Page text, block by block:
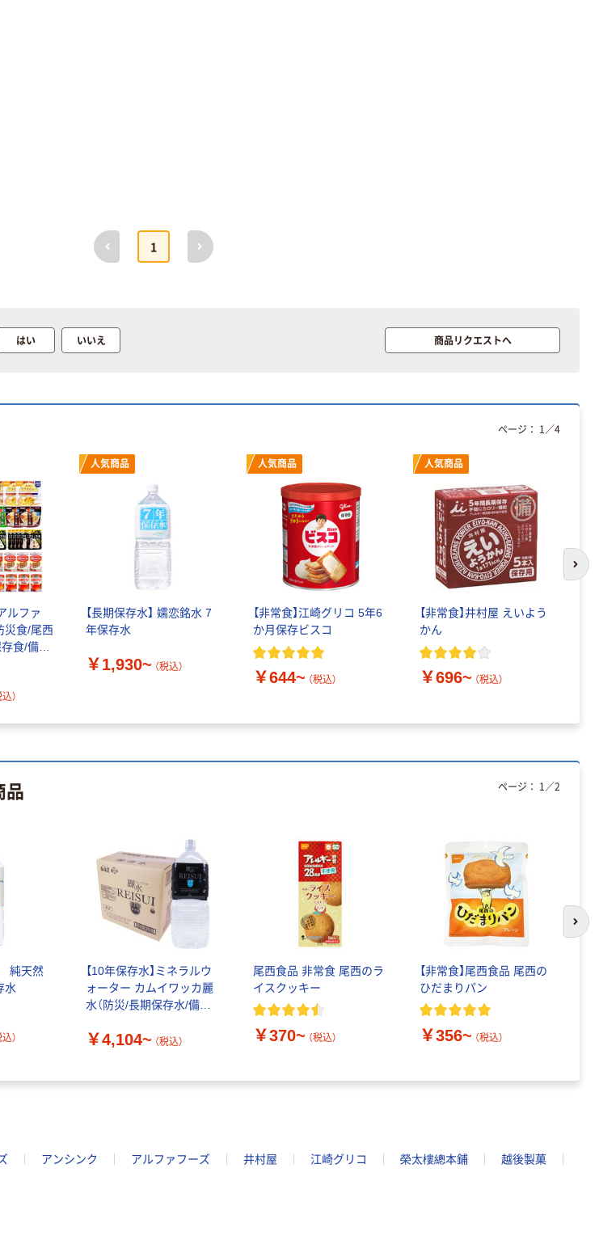
前へ
1
次へ
はい いいえ 商品リクエストへ
ルファ
災食/尾西
食/備蓄
込）
人気商品
【長期保存水】 嬬恋銘水 7
年保存水
￥1,930~ （税込）
人気商品
【非常食】江崎グリコ 5年6
か月保存ビスコ
￥644~ （税込）
人気商品
【非常食】井村屋 えいよう
かん
￥696~ （税込）
ページ： 1 ／4
次
品
純天然
水
込）
【10年保存水】ミネラルウ
ォーター カムイワッカ麗
水（防災/長期保存水/備蓄
￥4,104~ （税込）
尾西食品 非常食 尾西のラ
イスクッキー
￥370~ （税込）
【非常食】尾西食品 尾西の
ひだまりパン
￥356~ （税込）
ページ： 1 ／2
次
アンシンク アルファフーズ 井村屋 江崎グリコ 榮太樓總本鋪
越後製菓